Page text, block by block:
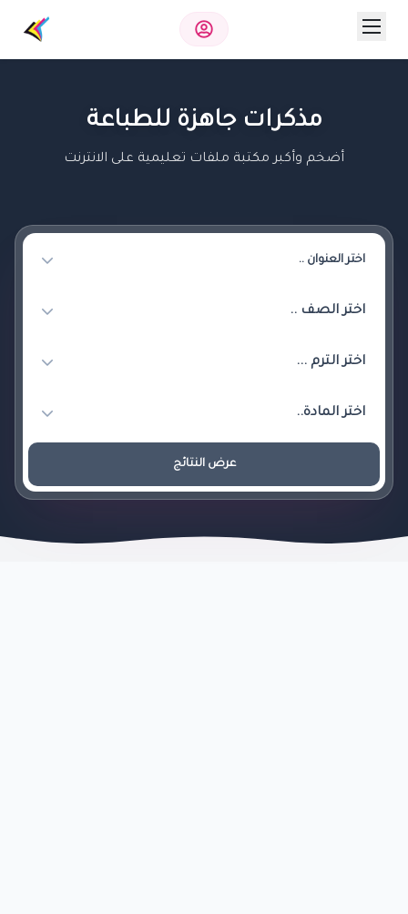
مذكرات جاهزة للطباعة
أضخم وأكبر مكتبة ملفات تعليمية على الانترنت
عرض النتائج